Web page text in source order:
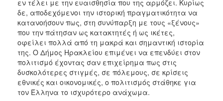
Εκδηλώσεων
ΤΟΠΟΣ
εν τέλει με την ευαισθησία που της αρμόζει. Κυρίως
δε, αποδεχόμενοι την ιστορική πραγματικότητα να
κατανοήσουν πως, στη συνύπαρξη με τους «ξένους»
που την πάτησαν ως κατακτητές ή ως ικέτες,
οφείλει πολλά από τη μακρά και σημαντική ιστορία
της. Ο Δήμος Ηρακλείου επιμένει να επενδύει στον
πολιτισμό έχοντας σαν επιχείρημα πως στις
δυσκολότερες στιγμές, σε πόλεμους, σε κρίσεις
εθνικές και οικονομικές, ο πολιτισμός στάθηκε για
τον Έλληνα το ισχυρότερο ανάχωμα.